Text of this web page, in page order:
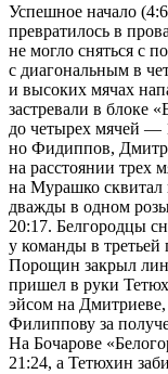
Успешное начало
превратилось в
не могло сняться с
с диагональным в
и высоких мячах
застревали в блоке
до четырех мячей —
но Фидиппов,
на расстоянии трех
на Мурашко сквитал
дважды в одном
20:17. Белгородцы
у команды в третьей
Порощин закрыл
пришел в руки
эйсом на
Филиппову за
На Бочарове
21:24, а Тетюхин